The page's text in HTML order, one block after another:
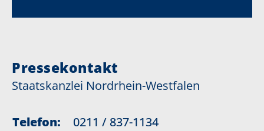
Pressekontakt
Staatskanzlei Nordrhein-Westfalen
Telefon:
0211 / 837-1134